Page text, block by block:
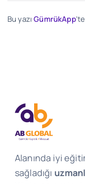
Bu yazıGümrükApp
Alanında iyi
sağladığı